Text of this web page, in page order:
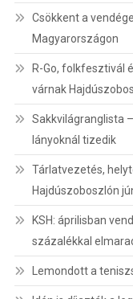
Csökkent a
Magyarországon
R-Go, folkfesztivál
várnak
Sakkvilágranglista
lányoknál tizedik
Tárlatvezetés,
Hajdúszoboszlón
KSH: áprilisban
százalékkal
Lemondott a